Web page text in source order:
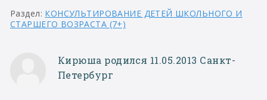
Раздел: КОНСУЛЬТИРОВАНИЕ ДЕТЕЙ ШКОЛЬНОГО И
СТАРШЕГО ВОЗРАСТА (7+)
Кирюша родился 11.05.2013 Санкт-
Петербург